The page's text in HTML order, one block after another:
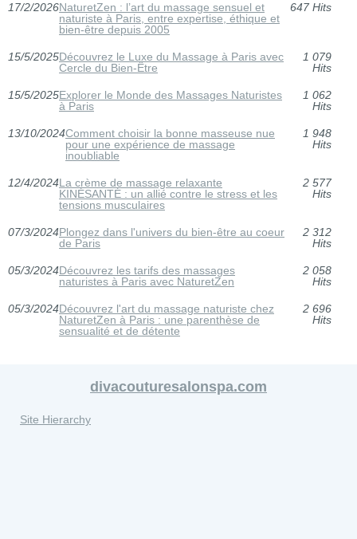
17/2/2026NaturetZen : l’art du massage sensuel et
naturiste à Paris, entre expertise, éthique et
bien-être depuis 2005
647 Hits
15/5/2025Découvrez le Luxe du Massage à Paris avec
Cercle du Bien-Être
1 079
Hits
15/5/2025Explorer le Monde des Massages Naturistes
à Paris
1 062
Hits
13/10/2024Comment choisir la bonne masseuse nue
pour une expérience de massage
inoubliable
1 948
Hits
12/4/2024La crème de massage relaxante
KINÉSANTÉ : un allié contre le stress et les
tensions musculaires
2 577
Hits
07/3/2024Plongez dans l'univers du bien-être au coeur
de Paris
2 312
Hits
05/3/2024Découvrez les tarifs des massages
naturistes à Paris avec NaturetZen
2 058
Hits
05/3/2024Découvrez l'art du massage naturiste chez
NaturetZen à Paris : une parenthèse de
sensualité et de détente
2 696
Hits
divacouturesalonspa.com
Site Hierarchy